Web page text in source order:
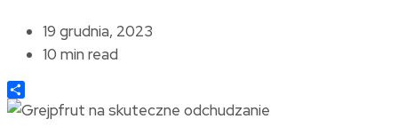
19 grudnia, 2023
10 min read
Share